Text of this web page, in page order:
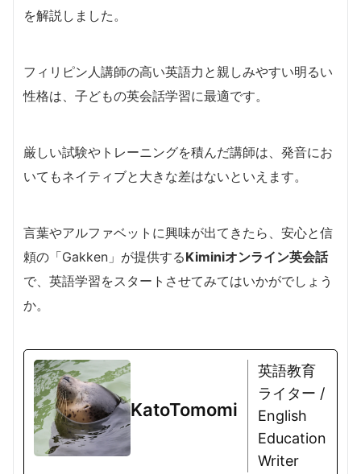
を解説しました。
フィリピン人講師の高い英語力と親しみやすい明るい
性格は、子どもの英会話学習に最適です。
厳しい試験やトレーニングを積んだ講師は、発音にお
いてもネイティブと大きな差はないといえます。
言葉やアルファベットに興味が出てきたら、安心と信
頼の「Gakken」が提供するKiminiオンライン英会話
で、英語学習をスタートさせてみてはいかがでしょう
か。
KatoTomomi
英語教育
ライター /
English
Education
Writer